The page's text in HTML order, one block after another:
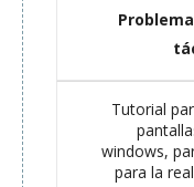
Tutorial
windows,
para la